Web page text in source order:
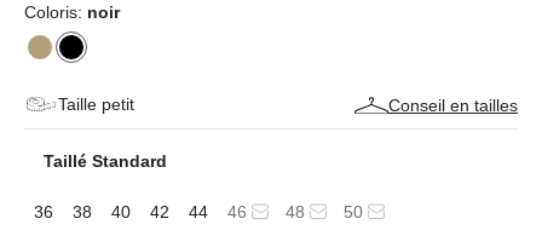
Coloris: noir
Taille petit Conseil en tailles
Taillé Standard
36 38 40 42 44 46 48 50